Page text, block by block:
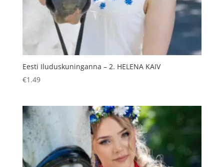
Eesti Iluduskuninganna – 2. HELENA KAIV
€1.49